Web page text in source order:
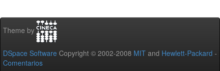
Theme by
DSpace Software Copyright © 2002-2008 MIT and Hewlett-Packard -
Comentarios